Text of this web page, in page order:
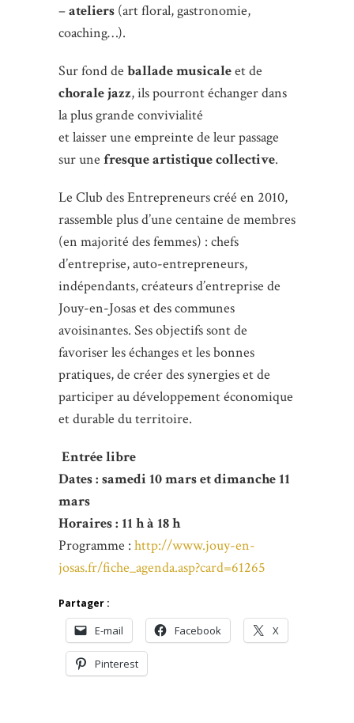
–ateliers (art floral, gastronomie,
coaching…).
Sur fond de ballade musicaleet de
chorale jazz, ils pourront échanger dans
la plus grande convivialité
et laisser une empreinte de leur passage
sur une fresque artistique collective.
Le Club des Entrepreneurs créé en 2010,
rassemble plus d’une centaine de membres
(en majorité des femmes) : chefs
d’entreprise, auto-entrepreneurs,
indépendants, créateurs d’entreprise de
Jouy-en-Josas et des communes
avoisinantes. Ses objectifs sont de
favoriser les échanges et les bonnes
pratiques, de créer des synergies et de
participer au développement économique
et durable du territoire.
Entrée libre
Dates : samedi 10 mars et dimanche 11
mars
Horaires : 11 h à 18 h
Programme : http://www.jouy-en-
josas.fr/fiche_agenda.asp?card=61265
Partager :
E-mail Facebook X
Pinterest